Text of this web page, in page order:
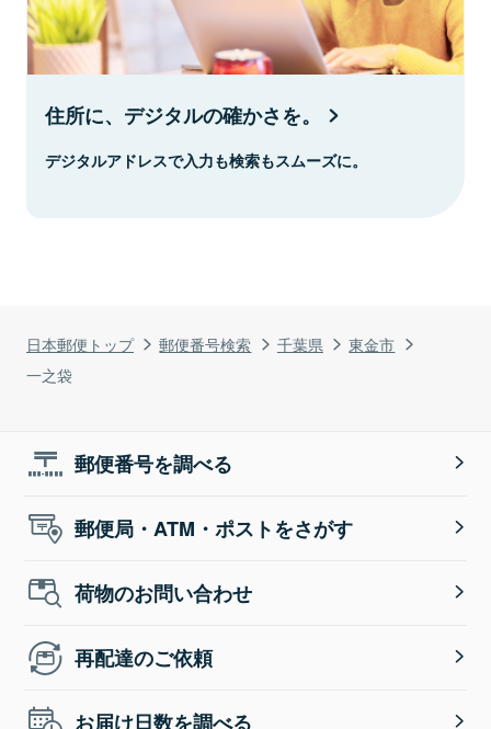
日本郵便トップ 郵便番号検索 千葉県
東金市
一之袋
住所に、デジタルの確かさを。
デジタルアドレスで入力も検索もスムーズに。
郵便番号を調べる
郵便局・ATM・ポストをさがす
荷物のお問い合わせ
再配達のご依頼
お届け日数を調べる